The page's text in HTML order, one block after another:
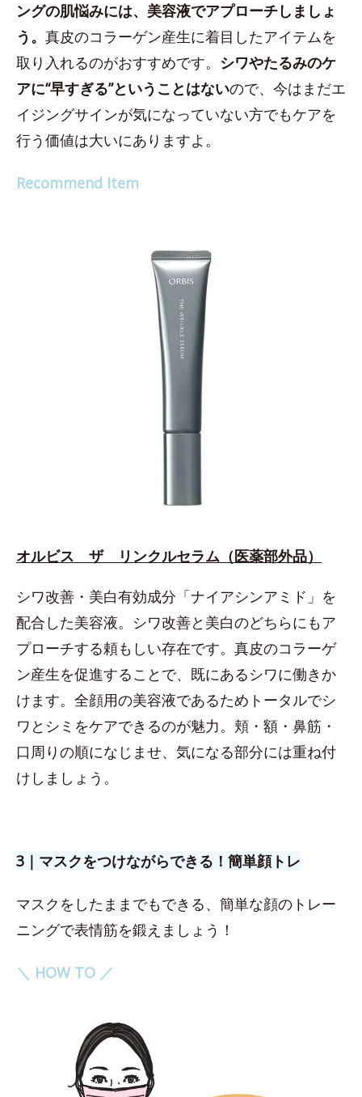
ングの肌悩みには、美容液でアプローチしましょ
う。 真皮のコラーゲン産生に着目したアイテムを
取り入れるのがおすすめです。 シワやたるみのケ
アに“早すぎる”ということはないので、今はまだエ
イジングサインが気になっていない方でもケアを
行う価値は大いにありますよ。
Recommend Item
オルビス ザ リンクルセラム（医薬部外品）
シワ改善・美白有効成分「ナイアシンアミド」を
配合した美容液。シワ改善と美白のどちらにもア
プローチする頼もしい存在です。真皮のコラーゲ
ン産生を促進することで、既にあるシワに働きか
けます。全顔用の美容液であるためトータルでシ
ワとシミをケアできるのが魅力。頬・額・鼻筋・
口周りの順になじませ、気になる部分には重ね付
けしましょう。
3｜マスクをつけながらできる！簡単顔トレ
マスクをしたままでもできる、簡単な顔のトレー
ニングで表情筋を鍛えましょう！
＼ HOW TO ／